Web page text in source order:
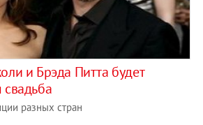
и Брэда Питта будет
разных стран